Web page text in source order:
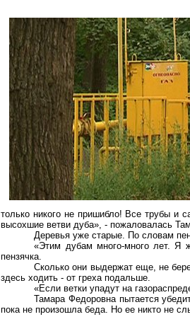
только никого не пришибло! Все трубы и
высохшие ветви дуба», - пожаловалась
Деревья уже старые. По словам
«Этим дубам много-много лет. Я
пензячка.
Сколько они выдержат еще, не
здесь ходить - от греха подальше.
«Если ветки упадут на
Тамара Федоровна пытается
пока не произошла беда. Но ее никто не